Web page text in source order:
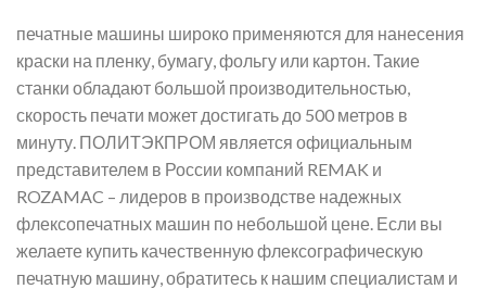
печатные машины широко применяются для нанесения
краски на пленку, бумагу, фольгу или картон. Такие
станки обладают большой производительностью,
скорость печати может достигать до 500 метров в
минуту. ПОЛИТЭКПРОМ является официальным
представителем в России компаний REMAK и
ROZAMAC – лидеров в производстве надежных
флексопечатных машин по небольшой цене. Если вы
желаете купить качественную флексографическую
печатную машину, обратитесь к нашим специалистам и